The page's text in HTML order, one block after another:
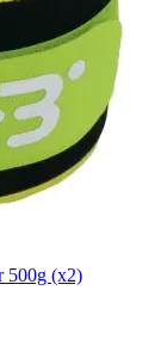
500g (x2)